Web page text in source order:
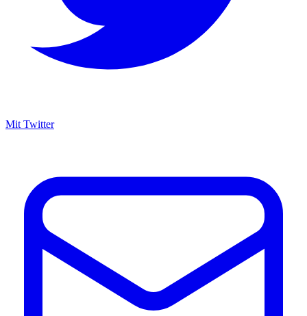
Mit Twitter